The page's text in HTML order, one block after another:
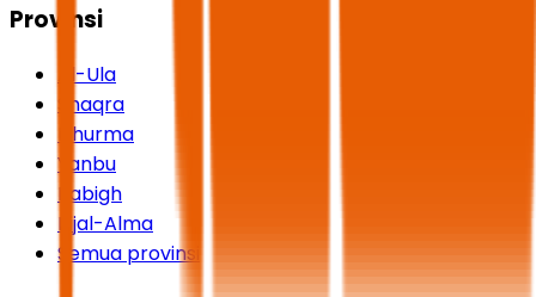
Provinsi
Al-Ula
Shaqra
Dhurma
Yanbu
Rabigh
Rijal-Alma
Semua provinsi